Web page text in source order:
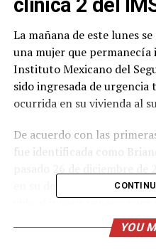
clínica 2 del
La mañana de este lunes
una mujer que
Instituto Mexicano del
sido ingresada de
ocurrida en su vivienda al
De acuerdo con las
fue identificada como
en su domicilio de la
vida al ingerir veneno para
situación, familiares
Emergencias 911
YOU